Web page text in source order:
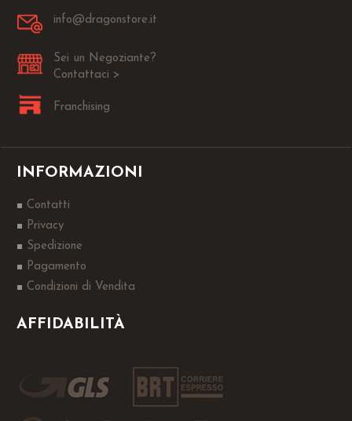
info@dragonstore.it
Sei un Negoziante?
Contattaci >
Franchising
INFORMAZIONI
Contatti
Privacy
Spedizione
Pagamento
Condizioni di Vendita
AFFIDABILITÀ